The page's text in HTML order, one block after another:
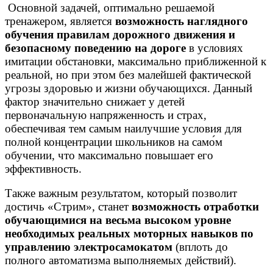
Основной задачей, оптимально решаемой
тренажером, является возможность наглядного
обучения правилам дорожного движения и
безопасному поведению на дороге в условиях
имитации обстановки, максимально приближенной к
реальной, но при этом без малейшей фактической
угрозы здоровью и жизни обучающихся. Данный
фактор значительно снижает у детей
первоначальную напряженность и страх,
обеспечивая тем самым наилучшие условия для
полной концентрации школьников на само́м
обучении, что максимально повышает его
эффективность.
Также важным результатом, который позволит
достичь «Стрим», станет возможность отработки
обучающимися на весьма высоком уровне
необходимых реальных моторных навыков по
управлению электросамокатом (вплоть до
полного автоматизма выполняемых действий).